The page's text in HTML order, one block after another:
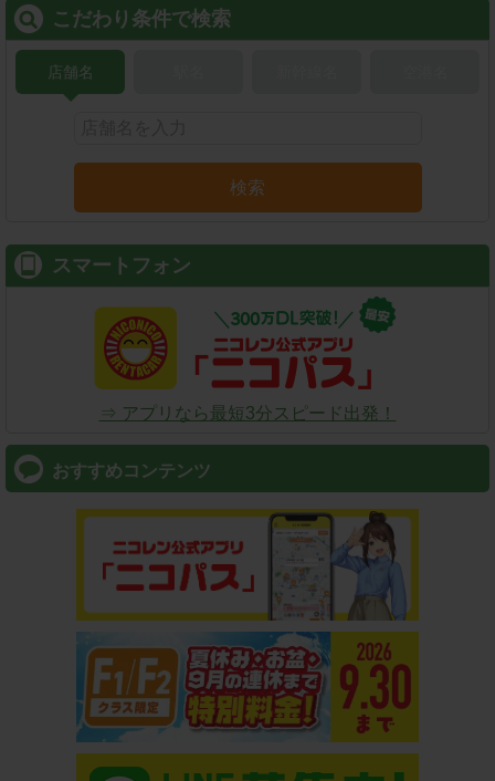
こだわり条件で検索
店舗名
検索
スマートフォン
⇒ アプリなら最短3分スピード出発！
おすすめコンテンツ